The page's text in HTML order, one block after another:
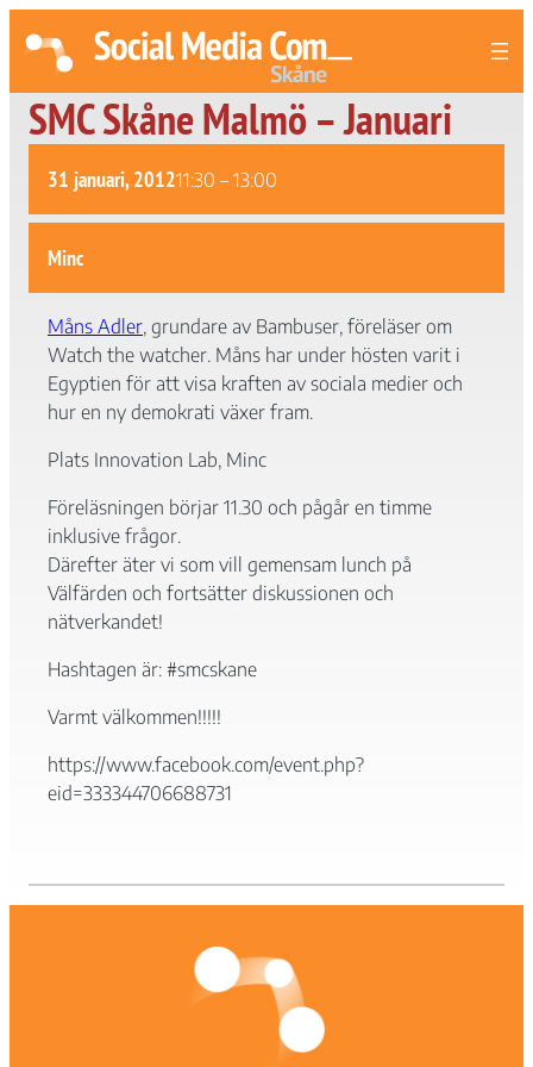
SMC Skåne Malmö – Januari
31 januari, 201211:30 –13:00
Minc
Måns Adler, grundare av Bambuser, föreläser om
Watch the watcher. Måns har under hösten varit i
Egyptien för att visa kraften av sociala medier och
hur en ny demokrati växer fram.
Plats Innovation Lab, Minc
Föreläsningen börjar 11.30 och pågår en timme
inklusive frågor.
Därefter äter vi som vill gemensam lunch på
Välfärden och fortsätter diskussionen och
nätverkandet!
Hashtagen är: #smcskane
Varmt välkommen!!!!!
https://www.facebook.com/event.php?
eid=333344706688731
Nödvändiga
går inte att
välja bort. De
taget ska